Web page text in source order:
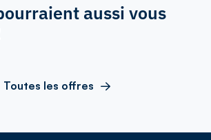
aussi vous
Toutes les offres